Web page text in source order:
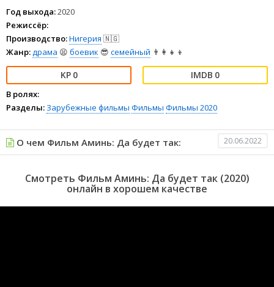
Год выхода:2020
Режиссёр:
Производство:Нигерия 🇳🇬
Жанр:драма 😫 боевик 😎 семейный 👨‍👩‍👧‍👦
0 0
В ролях:
Разделы: Зарубежные фильмы Фильмы Фильмы 2020
О чем Фильм Аминь: Да будет так: 20.06.2022
Смотреть Фильм Аминь: Да будет так (2020)
онлайн в хорошем качестве